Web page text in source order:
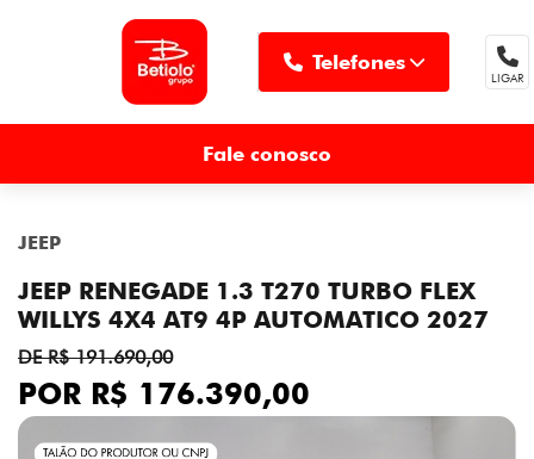
Telefones
LIGAR
Fale conosco
JEEP
JEEP RENEGADE 1.3 T270 TURBO FLEX
WILLYS 4X4 AT9 4P AUTOMATICO 2027
DE R$ 191.690,00
POR R$ 176.390,00